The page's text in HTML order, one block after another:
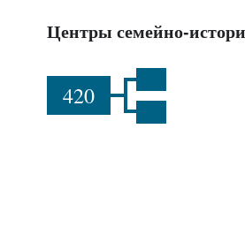
Центры семейно-
420